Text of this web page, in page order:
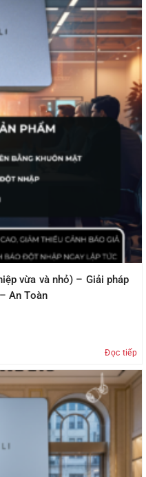
vừa và nhỏ) – Giải pháp
An Toàn
Đọc tiếp